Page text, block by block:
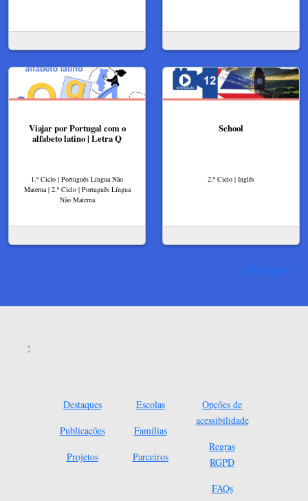
Viajar por Portugal com o
alfabeto latino | Letra Q
1.º Ciclo | Português Língua Não
Materna | 2.º Ciclo | Português Língua
Não Materna
School
2.º Ciclo | Inglês
Ver mais
Destaques
Publicações
Projetos
Escolas
Famílias
Parceiros
Opções de
acessibilidade
Regras
RGPD
FAQs